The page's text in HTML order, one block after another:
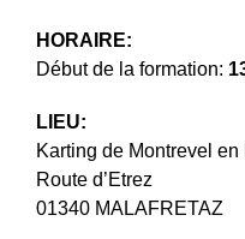
HORAIRE:
Début de la formation:
LIEU:
Karting de Montrevel en
Route d’Etrez
01340 MALAFRETAZ